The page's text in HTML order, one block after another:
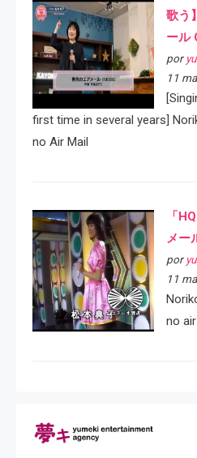
歌う
ール
por
11
first time in several years]
no Air Mail
「
メ
por
11
no